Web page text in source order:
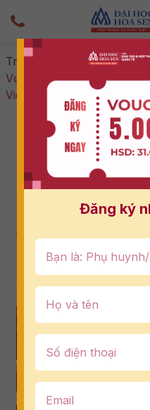
Trang chủ Chưa phân
Vương Quốc Anh Tại Việt
Vietnam Trên HTV9
Chương Trình
Tại Việt Nam:
Vietnam Trên
Xu hướng lựa chọn
cân nhắc bởi sự kết hợp
quốc tế, chi phí tối ưu và
trường sống trong nước.
Đăng ký